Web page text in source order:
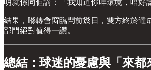
明就係同佢講：「我知道你咩環境，唔
結果，喺轉會窗臨閂前幾日，雙方終於達
部門絕對值得一讚。
總結：球迷的憂慮與「來都